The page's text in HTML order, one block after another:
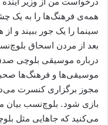
همه‌ی فرهنگ‌ها را به یک
سینما را یک جور ببیند و
بعد از مردن اسحاق
درباره موسیقی بلوچی
موسیقی‌ها و فرهنگ‌ها
مجوز برگزاری کنسرت
بازی شود. بلوچ‌نسب
می‌کنید که جاهایی مثل